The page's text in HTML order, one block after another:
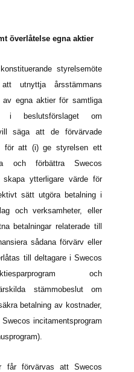
överlåtelse egna aktier
styrelsemöte
utnyttja årsstämmans
av egna aktier för samtliga
beslutsförslaget om
säga att de förvärvade
för att (i) ge styrelsen ett
och förbättra Swecos
skapa ytterligare värde för
sätt utgöra betalning i
och verksamheter, eller
betalningar relaterade till
sådana förvärv eller
till deltagare i Swecos
och
stämmobeslut om
betalning av kostnader,
incitamentsprogram
får förvärvas att Swecos